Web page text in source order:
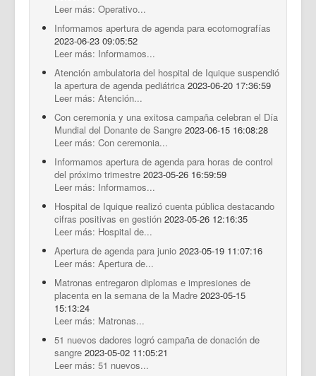
Leer más: Operativo...
Informamos apertura de agenda para ecotomografías
2023-06-23 09:05:52
Leer más: Informamos...
Atención ambulatoria del hospital de Iquique suspendió
la apertura de agenda pediátrica 2023-06-20 17:36:59
Leer más: Atención...
Con ceremonia y una exitosa campaña celebran el Día
Mundial del Donante de Sangre 2023-06-15 16:08:28
Leer más: Con ceremonia...
Informamos apertura de agenda para horas de control
del próximo trimestre 2023-05-26 16:59:59
Leer más: Informamos...
Hospital de Iquique realizó cuenta pública destacando
cifras positivas en gestión 2023-05-26 12:16:35
Leer más: Hospital de...
Apertura de agenda para junio 2023-05-19 11:07:16
Leer más: Apertura de...
Matronas entregaron diplomas e impresiones de
placenta en la semana de la Madre 2023-05-15
15:13:24
Leer más: Matronas...
51 nuevos dadores logró campaña de donación de
sangre 2023-05-02 11:05:21
Leer más: 51 nuevos...